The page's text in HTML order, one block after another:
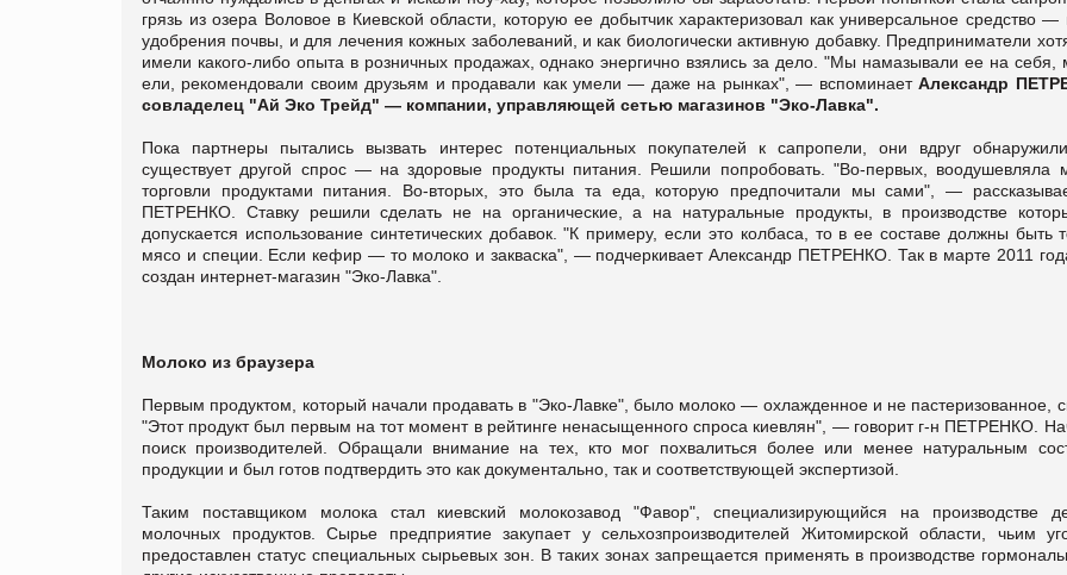
грязь из озера Воловое в Киевской области, которую ее добытчик характеризовал как универсальное средство —
удобрения почвы, и для лечения кожных заболеваний, и как биологически активную добавку. Предприниматели
имели какого-либо опыта в розничных продажах, однако энергично взялись за дело. "Мы намазывали ее на себя,
ели, рекомендовали своим друзьям и продавали как умели — даже на рынках", — вспоминаетАлександр
совладелец "Ай Эко Трейд" — компании, управляющей сетью магазинов "Эко-Лавка".
Пока партнеры пытались вызвать интерес потенциальных покупателей к сапропели, они вдруг
существует другой спрос — на здоровые продукты питания. Решили попробовать. "Во-первых, воодушевляла
торговли продуктами питания. Во-вторых, это была та еда, которую предпочитали мы сами", —
ПЕТРЕНКО. Ставку решили сделать не на органические, а на натуральные продукты, в производстве
допускается использование синтетических добавок. "К примеру, если это колбаса, то в ее составе должны быть
мясо и специи. Если кефир — то молоко и закваска", — подчеркивает Александр ПЕТРЕНКО. Так в марте 2011
создан интернет-магазин "Эко-Лавка".
Молоко из браузера
Первым продуктом, который начали продавать в "Эко-Лавке", было молоко — охлажденное и не пастеризованное,
"Этот продукт был первым на тот момент в рейтинге ненасыщенного спроса киевлян", — говорит г-н ПЕТРЕНКО.
поиск производителей. Обращали внимание на тех, кто мог похвалиться более или менее натуральным
продукции и был готов подтвердить это как документально, так и соответствующей экспертизой.
Таким поставщиком молока стал киевский молокозавод "Фавор", специализирующийся на производстве
молочных продуктов. Сырье предприятие закупает у сельхозпроизводителей Житомирской области, чьим
предоставлен статус специальных сырьевых зон. В таких зонах запрещается применять в производстве